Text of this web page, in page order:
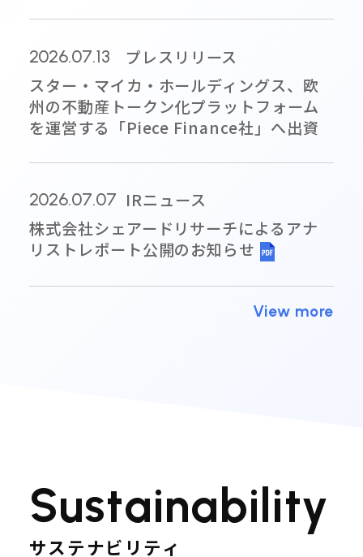
2026.07.13
プレスリリース
スター・マイカ・ホールディングス、欧
州の不動産トークン化プラットフォーム
を運営する「Piece Finance社」へ出資
2026.07.07 IRニュース
株式会社シェアードリサーチによるアナ
リストレポート公開のお知らせ
View more
Sustaina bi ity
サステナビリティ